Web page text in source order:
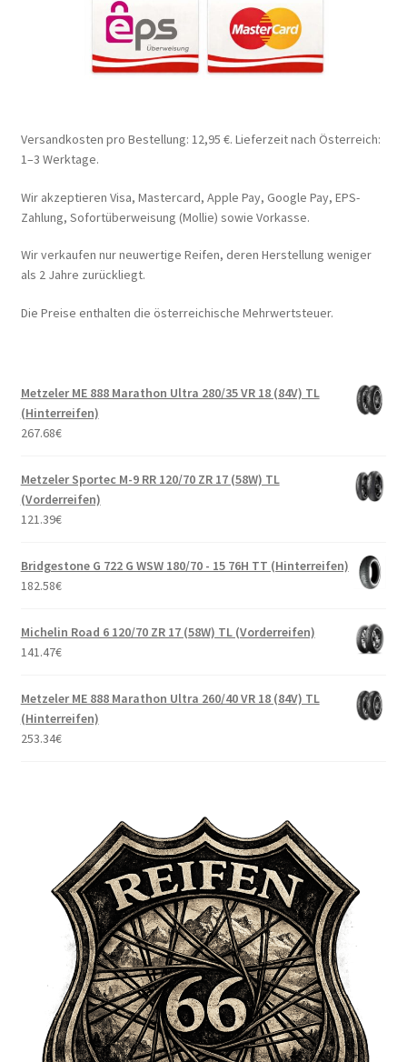
Versandkosten pro Bestellung: 12,95 €. Lieferzeit nach Österreich:
1–3 Werktage.
Wir akzeptieren Visa, Mastercard, Apple Pay, Google Pay, EPS-
Zahlung, Sofortüberweisung (Mollie) sowie Vorkasse.
Wir verkaufen nur neuwertige Reifen, deren Herstellung weniger
als 2 Jahre zurückliegt.
Die Preise enthalten die österreichische Mehrwertsteuer.
Metzeler ME 888 Marathon Ultra 280/35 VR 18 (84V) TL
(Hinterreifen)
267.68€
Metzeler Sportec M-9 RR 120/70 ZR 17 (58W) TL
(Vorderreifen)
121.39€
Bridgestone G 722 G WSW 180/70 - 15 76H TT (Hinterreifen)
182.58€
Michelin Road 6 120/70 ZR 17 (58W) TL (Vorderreifen)
141.47€
Metzeler ME 888 Marathon Ultra 260/40 VR 18 (84V) TL
(Hinterreifen)
253.34€